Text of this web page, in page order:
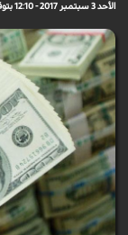
الأحد 3 سبتمبر 2017 - 12:10 بتوقيت مكة